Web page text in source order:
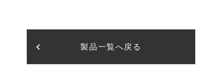
製品一覧へ戻る